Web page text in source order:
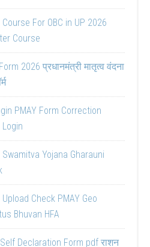
For OBC in UP 2026
Course
2026 प्रधानमंत्री मातृत्व वंदना
PMAY Form Correction
Login
Swamitva Yojana Gharauni
Check PMAY Geo
Bhuvan HFA
Declaration Form pdf राशन